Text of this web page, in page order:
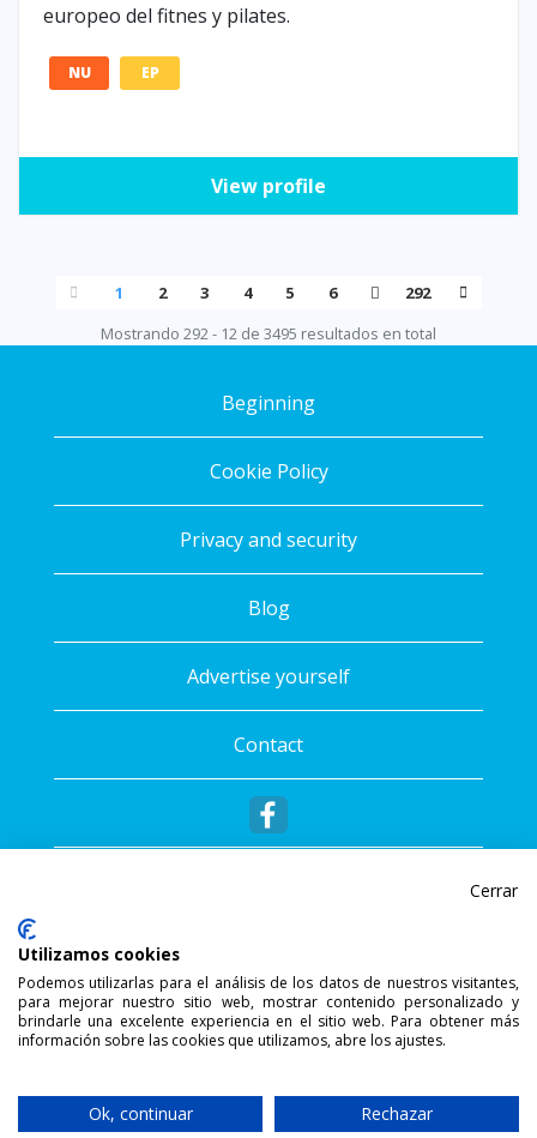
europeo del fitnes y pilates.
NU EP
View profile
1 2 3 4 5 6
292
Mostrando 292 - 12 de 3495 resultados en total
Beginning
Cookie Policy
Privacy and security
Blog
Advertise yourself
Contact
Copyright © 2026 - Sportalis®. All rights
reserved.
SSL Secure Connection
Cerrar
Utilizamos cookies
Podemos utilizarlas para el análisis de los datos de nuestros visitantes,
para mejorar nuestro sitio web, mostrar contenido personalizado y
brindarle una excelente experiencia en el sitio web. Para obtener más
información sobre las cookies que utilizamos, abre los ajustes.
Ok, continuar Rechazar